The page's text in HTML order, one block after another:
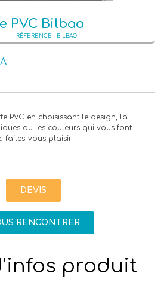
PVC Bilbao
BILBAO
PVC en choisissant le design, la
ou les couleurs qui vous font
faites-vous plaisir !
DEVIS
RENCONTRER
produit